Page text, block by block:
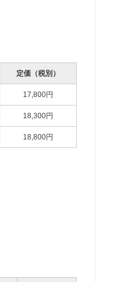
定価（税別）
17,800円
18,300円
18,800円